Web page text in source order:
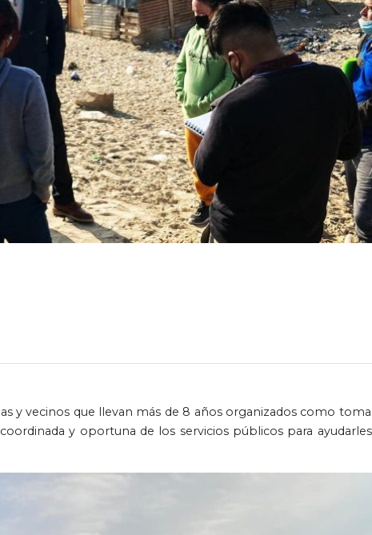
y vecinos que llevan más de 8 años organizados como
y oportuna de los servicios públicos para